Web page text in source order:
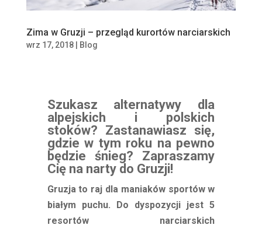
Zima w Gruzji – przegląd kurortów narciarskich
wrz 17, 2018| Blog
Szukasz alternatywy dla
alpejskich i polskich
stoków? Zastanawiasz się,
gdzie w tym roku na pewno
będzie śnieg? Zapraszamy
Cię na narty do Gruzji!
Gruzja to raj dla maniaków sportów w
białym puchu. Do dyspozycji jest 5
resortów narciarskich